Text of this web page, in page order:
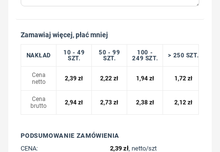
Zamawiaj więcej, płać mniej
NAKŁAD
10 - 49
SZT.
50 - 99
SZT.
100 -
249 SZT.
> 250 SZT.
Cena
netto
2,39zł 2,22zł 1,94 zł 1,72 zł
Cena
brutto
2,94zł 2,73zł 2,38 zł 2,12 zł
PODSUMOWANIE ZAMÓWIENIA
CENA:
2,39 zł, netto/szt